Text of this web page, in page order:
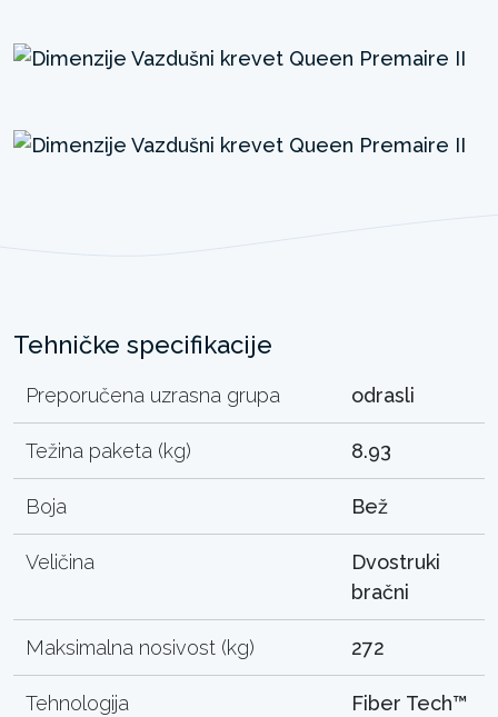
Tehničke specifikacije
Preporučena uzrasna grupa odrasli
Težina paketa (kg) 8.93
Boja Bež
Veličina
Dvostruki
bračni
Maksimalna nosivost (kg) 272
Tehnologija Fiber Tech™